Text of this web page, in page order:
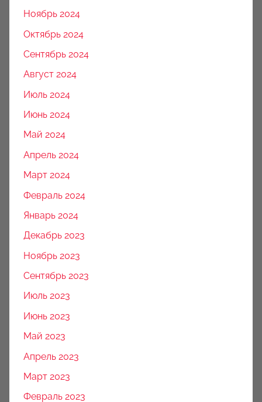
Ноябрь 2024
Октябрь 2024
Сентябрь 2024
Август 2024
Июль 2024
Июнь 2024
Май 2024
Апрель 2024
Март 2024
Февраль 2024
Январь 2024
Декабрь 2023
Ноябрь 2023
Сентябрь 2023
Июль 2023
Июнь 2023
Май 2023
Апрель 2023
Март 2023
Февраль 2023